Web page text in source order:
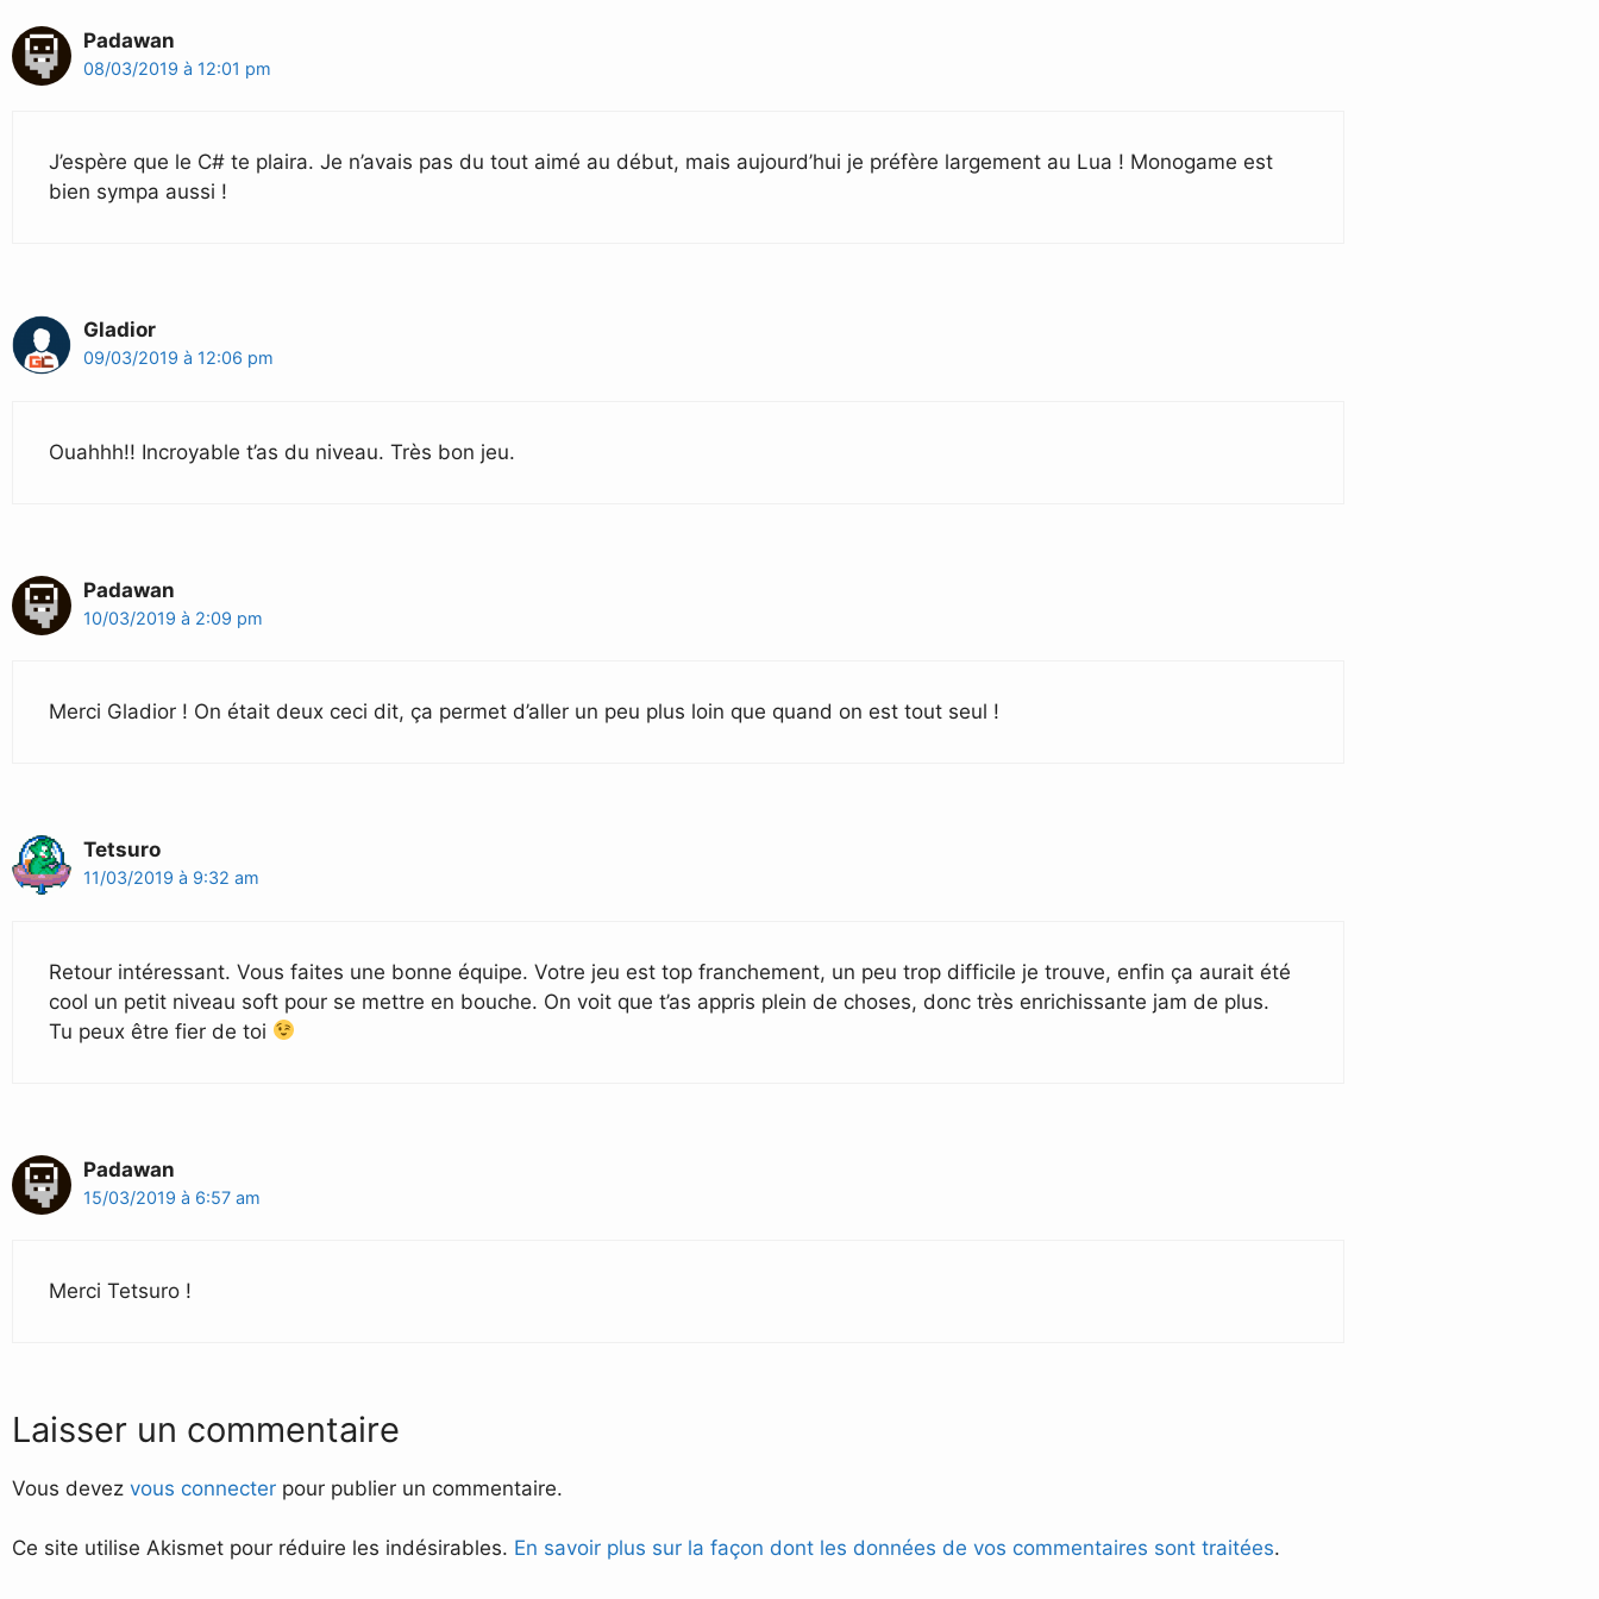
Padawan
08/03/2019 à 12:01 pm
J’espère que le C# te plaira. Je n’avais pas du tout aimé au début, mais aujourd’hui je préfère largement au Lua ! Monogame est
bien sympa aussi !
Gladior
09/03/2019 à 12:06 pm
Ouahhh!! Incroyable t’as du niveau. Très bon jeu.
Padawan
10/03/2019 à 2:09 pm
Merci Gladior ! On était deux ceci dit, ça permet d’aller un peu plus loin que quand on est tout seul !
Tetsuro
11/03/2019 à 9:32 am
Retour intéressant. Vous faites une bonne équipe. Votre jeu est top franchement, un peu trop difficile je trouve, enfin ça aurait été
cool un petit niveau soft pour se mettre en bouche. On voit que t’as appris plein de choses, donc très enrichissante jam de plus.
Tu peux être fier de toi
Padawan
15/03/2019 à 6:57 am
Merci Tetsuro !
Laisser un commentaire
Vous devez vous connecter pour publier un commentaire.
Ce site utilise Akismet pour réduire les indésirables. En savoir plus sur la façon dont les données de vos commentaires sont traitées.